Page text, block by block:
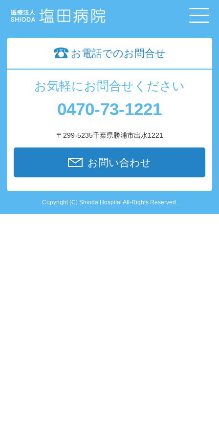
お電話でのお問合せ
お気軽にお問合せください
0470-73-1221
〒299-5235千葉県勝浦市出水1221
お問い合わせ
Copyright (C) Shioda Hospital All-Rights Reserved.